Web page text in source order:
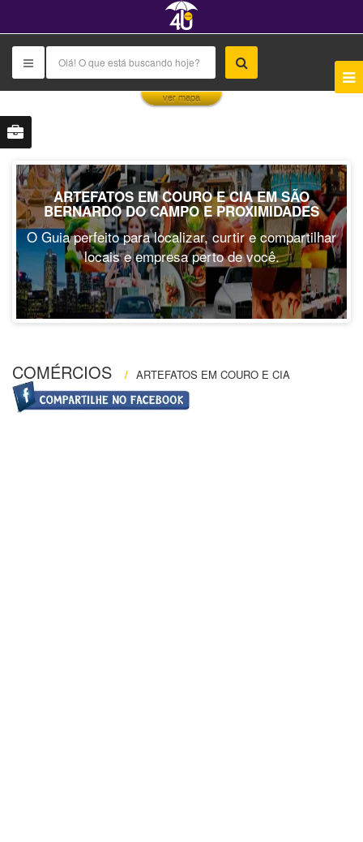
ver mapa
ARTEFATOS EM COURO E CIA EM SÃO
BERNARDO DO CAMPO E PROXIMIDADES
O Guia perfeito para localizar, curtir e compartilhar
locais e empresa perto de você.
COMÉRCIOS / ARTEFATOS EM COURO E CIA